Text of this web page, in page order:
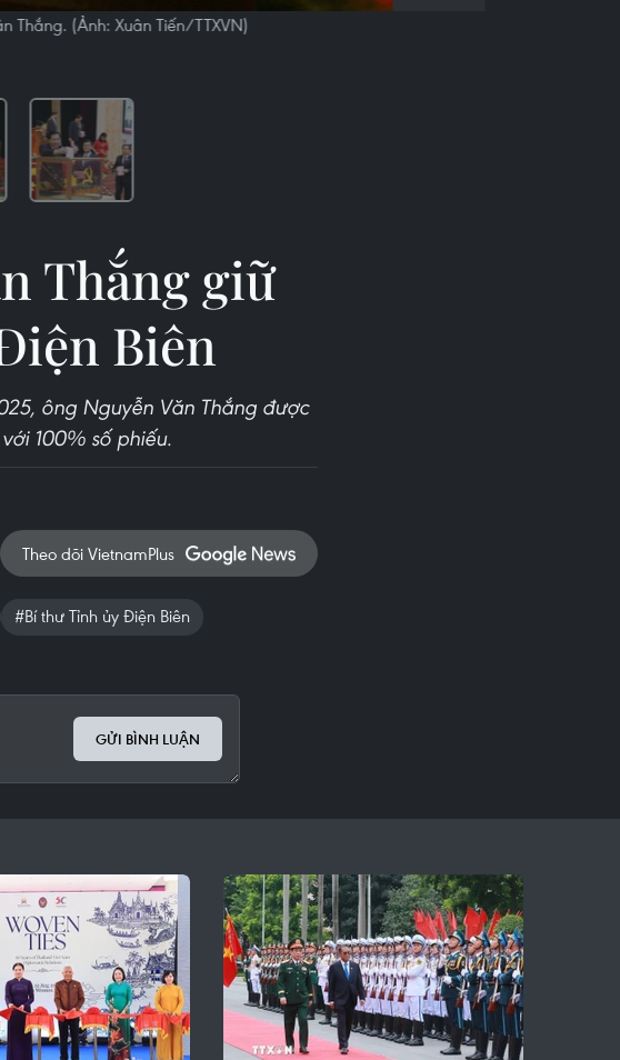
Thắng. (Ảnh: Xuân Tiến/TTXVN)
Thắng giữ
Biên
ông Nguyễn Văn Thắng được
100% số phiếu.
Theo dõi VietnamPlus
#Bí thư Tỉnh ủy Điện Biên
GỬI BÌNH LUẬN